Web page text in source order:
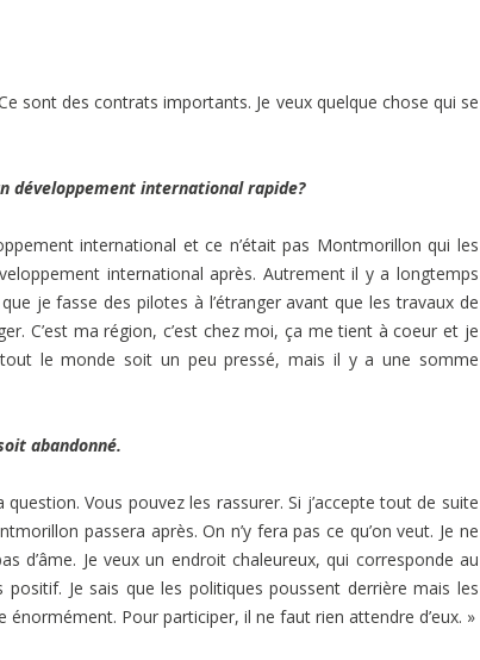
sont des contrats importants. Je veux quelque chose qui se
développement international rapide?
international et ce n’était pas Montmorillon qui les
international après. Autrement il y a longtemps
je fasse des pilotes à l’étranger avant que les travaux de
C’est ma région, c’est chez moi, ça me tient à coeur et je
le monde soit un peu pressé, mais il y a une somme
abandonné.
Vous pouvez les rassurer. Si j’accepte tout de suite
passera après. On n’y fera pas ce qu’on veut. Je ne
d’âme. Je veux un endroit chaleureux, qui corresponde au
Je sais que les politiques poussent derrière mais les
Pour participer, il ne faut rien attendre d’eux. »